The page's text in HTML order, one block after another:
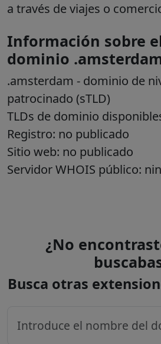
a través de viajes o
Información sobre
dominio
.amsterdam - dominio de
patrocinado (sTLD)
TLDs de dominio
Registro: no publicado
Sitio web: no publicado
Servidor WHOIS público:
¿No
Busca otras